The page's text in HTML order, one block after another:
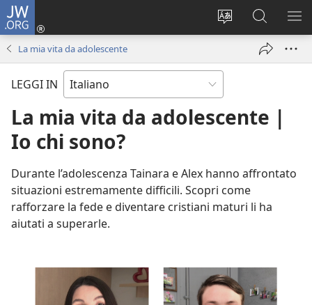
JW.ORG
Modificare
Accedi
(apre
finestra)
Cerca
in
JW.ORG
La mia vita da adolescente
LEGGI IN
La mia vita da adolescente |
Io chi sono?
Durante l’adolescenza Tainara e Alex hanno affrontato
situazioni estremamente difficili. Scopri come
rafforzare la fede e diventare cristiani maturi li ha
aiutati a superarle.